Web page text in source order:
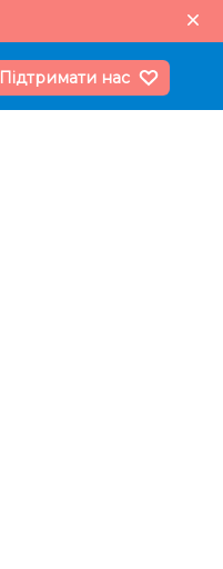
Підтримати нас